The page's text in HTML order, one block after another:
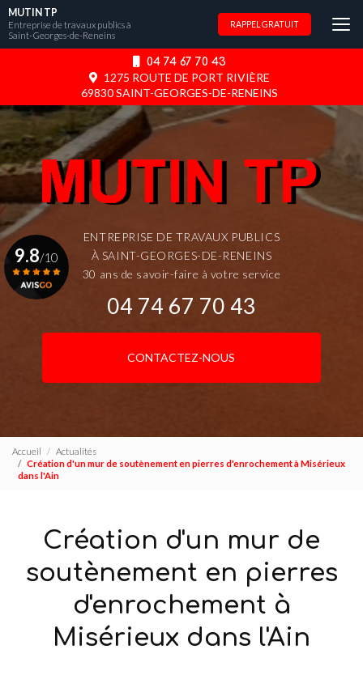
Aller
au
contenu
04 74 67 70 43
1275 ROUTE DE PORT RIVIÈRE
69830 SAINT-GEORGES-DE-RENEINS
MUTIN TP
Entreprise de travaux publics à
Saint-Georges-de-Reneins
RAPPEL GRATUIT
ENTREPRISE DE TRAVAUX PUBLICS
À SAINT-GEORGES-DE-RENEINS
30 ans de savoir-faire à votre service
04 74 67 70 43
CONTACTEZ-NOUS
9.8/10
Accueil
Actualités
Création d'un mur de soutènement en pierres d'enrochement à Misérieux
dans l'Ain
Création d'un mur de
soutènement en pierres
d'enrochement à
Misérieux dans l'Ain